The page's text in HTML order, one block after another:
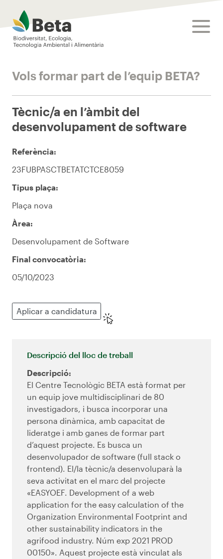
Beta Tech Center
Vols formar part de l’equip BETA?
Tècnic/a en l’àmbit del
desenvolupament de software
Referència:
23FUBPASCTBETATCTCE8059
Tipus plaça:
Plaça nova
Àrea:
Desenvolupament de Software
Final convocatòria:
05/10/2023
Aplicar a candidatura
Descripció del lloc de treball
Descripció:
El Centre Tecnològic BETA està format per
un equip jove multidisciplinari de 80
investigadors, i busca incorporar una
persona dinàmica, amb capacitat de
lideratge i amb ganes de formar part
d’aquest projecte. Es busca un
desenvolupador de software (full stack o
frontend). El/la tècnic/a desenvoluparà la
seva activitat en el marc del projecte
«EASYOEF. Development of a web
application for the easy calculation of the
Organization Environmental Footprint and
other sustainability indicators in the
agrifood industry. Núm exp 2021 PROD
00150». Aquest projecte està vinculat als